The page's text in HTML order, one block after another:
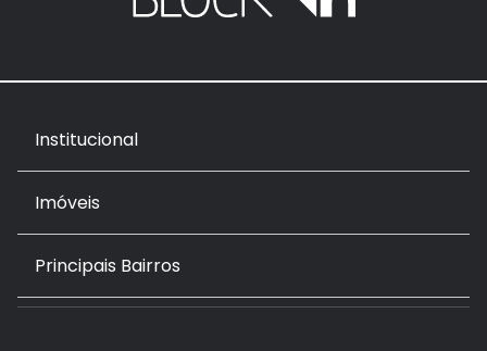
Institucional
Imóveis
Principais Bairros